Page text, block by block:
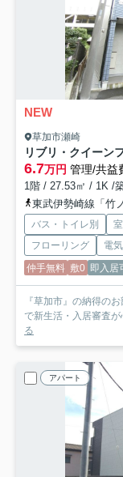
NEW
草加市瀬崎
リブリ・クイーン
6.7万円 管理/共益
1階 / 27.53㎡ / 1K /
東武伊勢崎線「竹
バス・トイレ別
フローリング
電
仲手無料 敷0 即入居
『草加市』の納得の
で新生活・入居審査
る
アパート